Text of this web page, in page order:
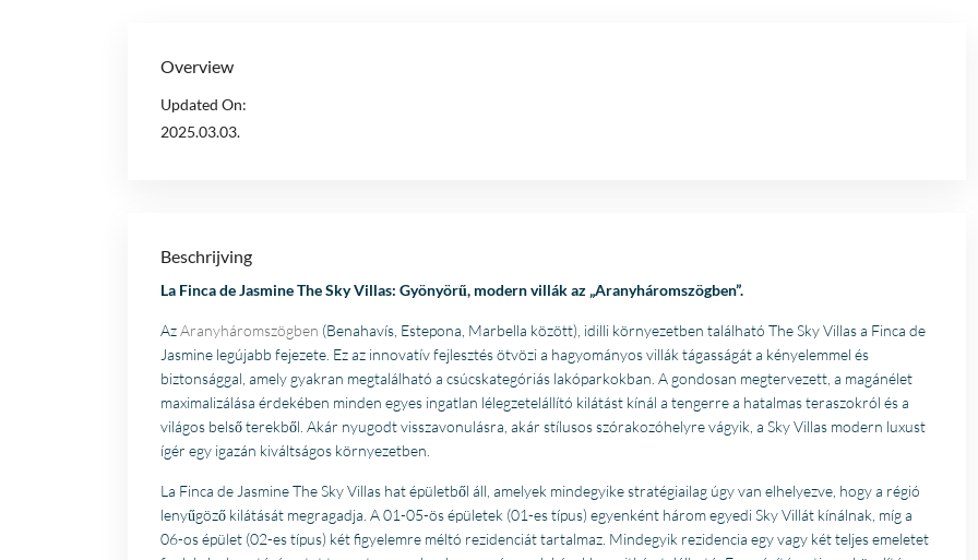
Overview
Updated On:
2025.03.03.
Beschrijving
La Finca de Jasmine The Sky Villas: Gyönyörű, modern villák az „Aranyháromszögben”.
AzAranyháromszögben (Benahavís, Estepona, Marbella között), idilli környezetben található The Sky Villas a Finca de
Jasmine legújabb fejezete. Ez az innovatív fejlesztés ötvözi a hagyományos villák tágasságát a kényelemmel és
biztonsággal, amely gyakran megtalálható a csúcskategóriás lakóparkokban. A gondosan megtervezett, a magánélet
maximalizálása érdekében minden egyes ingatlan lélegzetelállító kilátást kínál a tengerre a hatalmas teraszokról és a
világos belső terekből. Akár nyugodt visszavonulásra, akár stílusos szórakozóhelyre vágyik, a Sky Villas modern luxust
ígér egy igazán kiváltságos környezetben.
La Finca de Jasmine The Sky Villas hat épületből áll, amelyek mindegyike stratégiailag úgy van elhelyezve, hogy a régió
lenyűgöző kilátását megragadja. A 01-05-ös épületek (01-es típus) egyenként három egyedi Sky Villát kínálnak, míg a
06-os épület (02-es típus) két figyelemre méltó rezidenciát tartalmaz. Mindegyik rezidencia egy vagy két teljes emeletet